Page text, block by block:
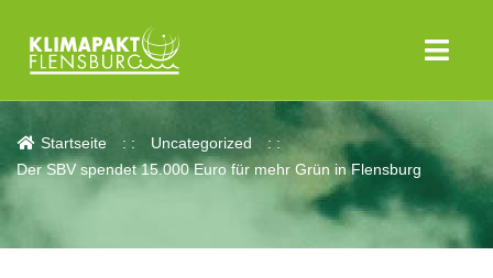
Aktuelles
Startseite
Uncategorized
Der SBV spendet 15.000 Euro für mehr Grün in Flensburg